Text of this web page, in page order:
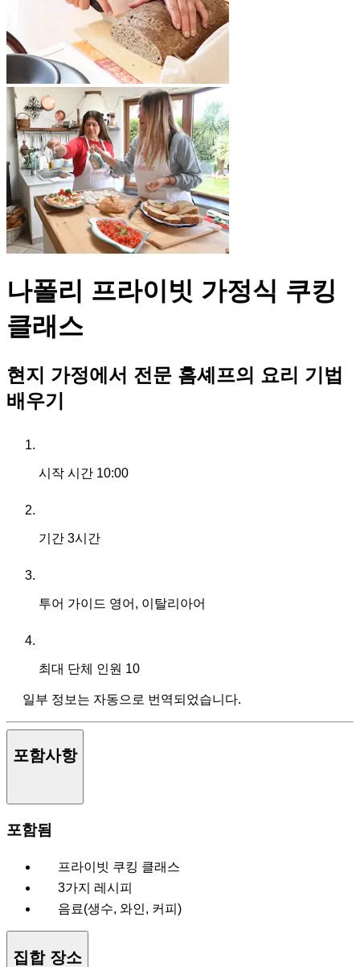
나폴리 프라이빗 가정식 쿠킹
클래스
현지 가정에서 전문 홈셰프의 요리 기법
배우기
시작 시간 10:00
기간 3시간
투어 가이드 영어, 이탈리아어
최대 단체 인원 10
일부 정보는 자동으로 번역되었습니다.
포함사항
포함됨
프라이빗 쿠킹 클래스
3가지 레시피
음료(생수, 와인, 커피)
집합 장소